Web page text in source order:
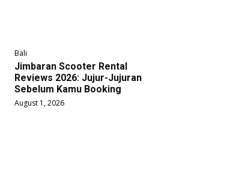
Bali
Jimbaran Scooter Rental
Reviews 2026: Jujur-Jujuran
Sebelum Kamu Booking
August 1, 2026